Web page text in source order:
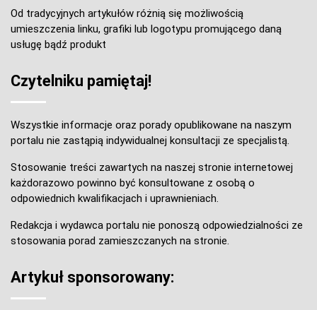
Od tradycyjnych artykułów różnią się możliwością
umieszczenia linku, grafiki lub logotypu promującego daną
usługę bądź produkt
Czytelniku pamiętaj!
Wszystkie informacje oraz porady opublikowane na naszym
portalu nie zastąpią indywidualnej konsultacji ze specjalistą.
Stosowanie treści zawartych na naszej stronie internetowej
każdorazowo powinno być konsultowane z osobą o
odpowiednich kwalifikacjach i uprawnieniach.
Redakcja i wydawca portalu nie ponoszą odpowiedzialności ze
stosowania porad zamieszczanych na stronie.
Artykuł sponsorowany: